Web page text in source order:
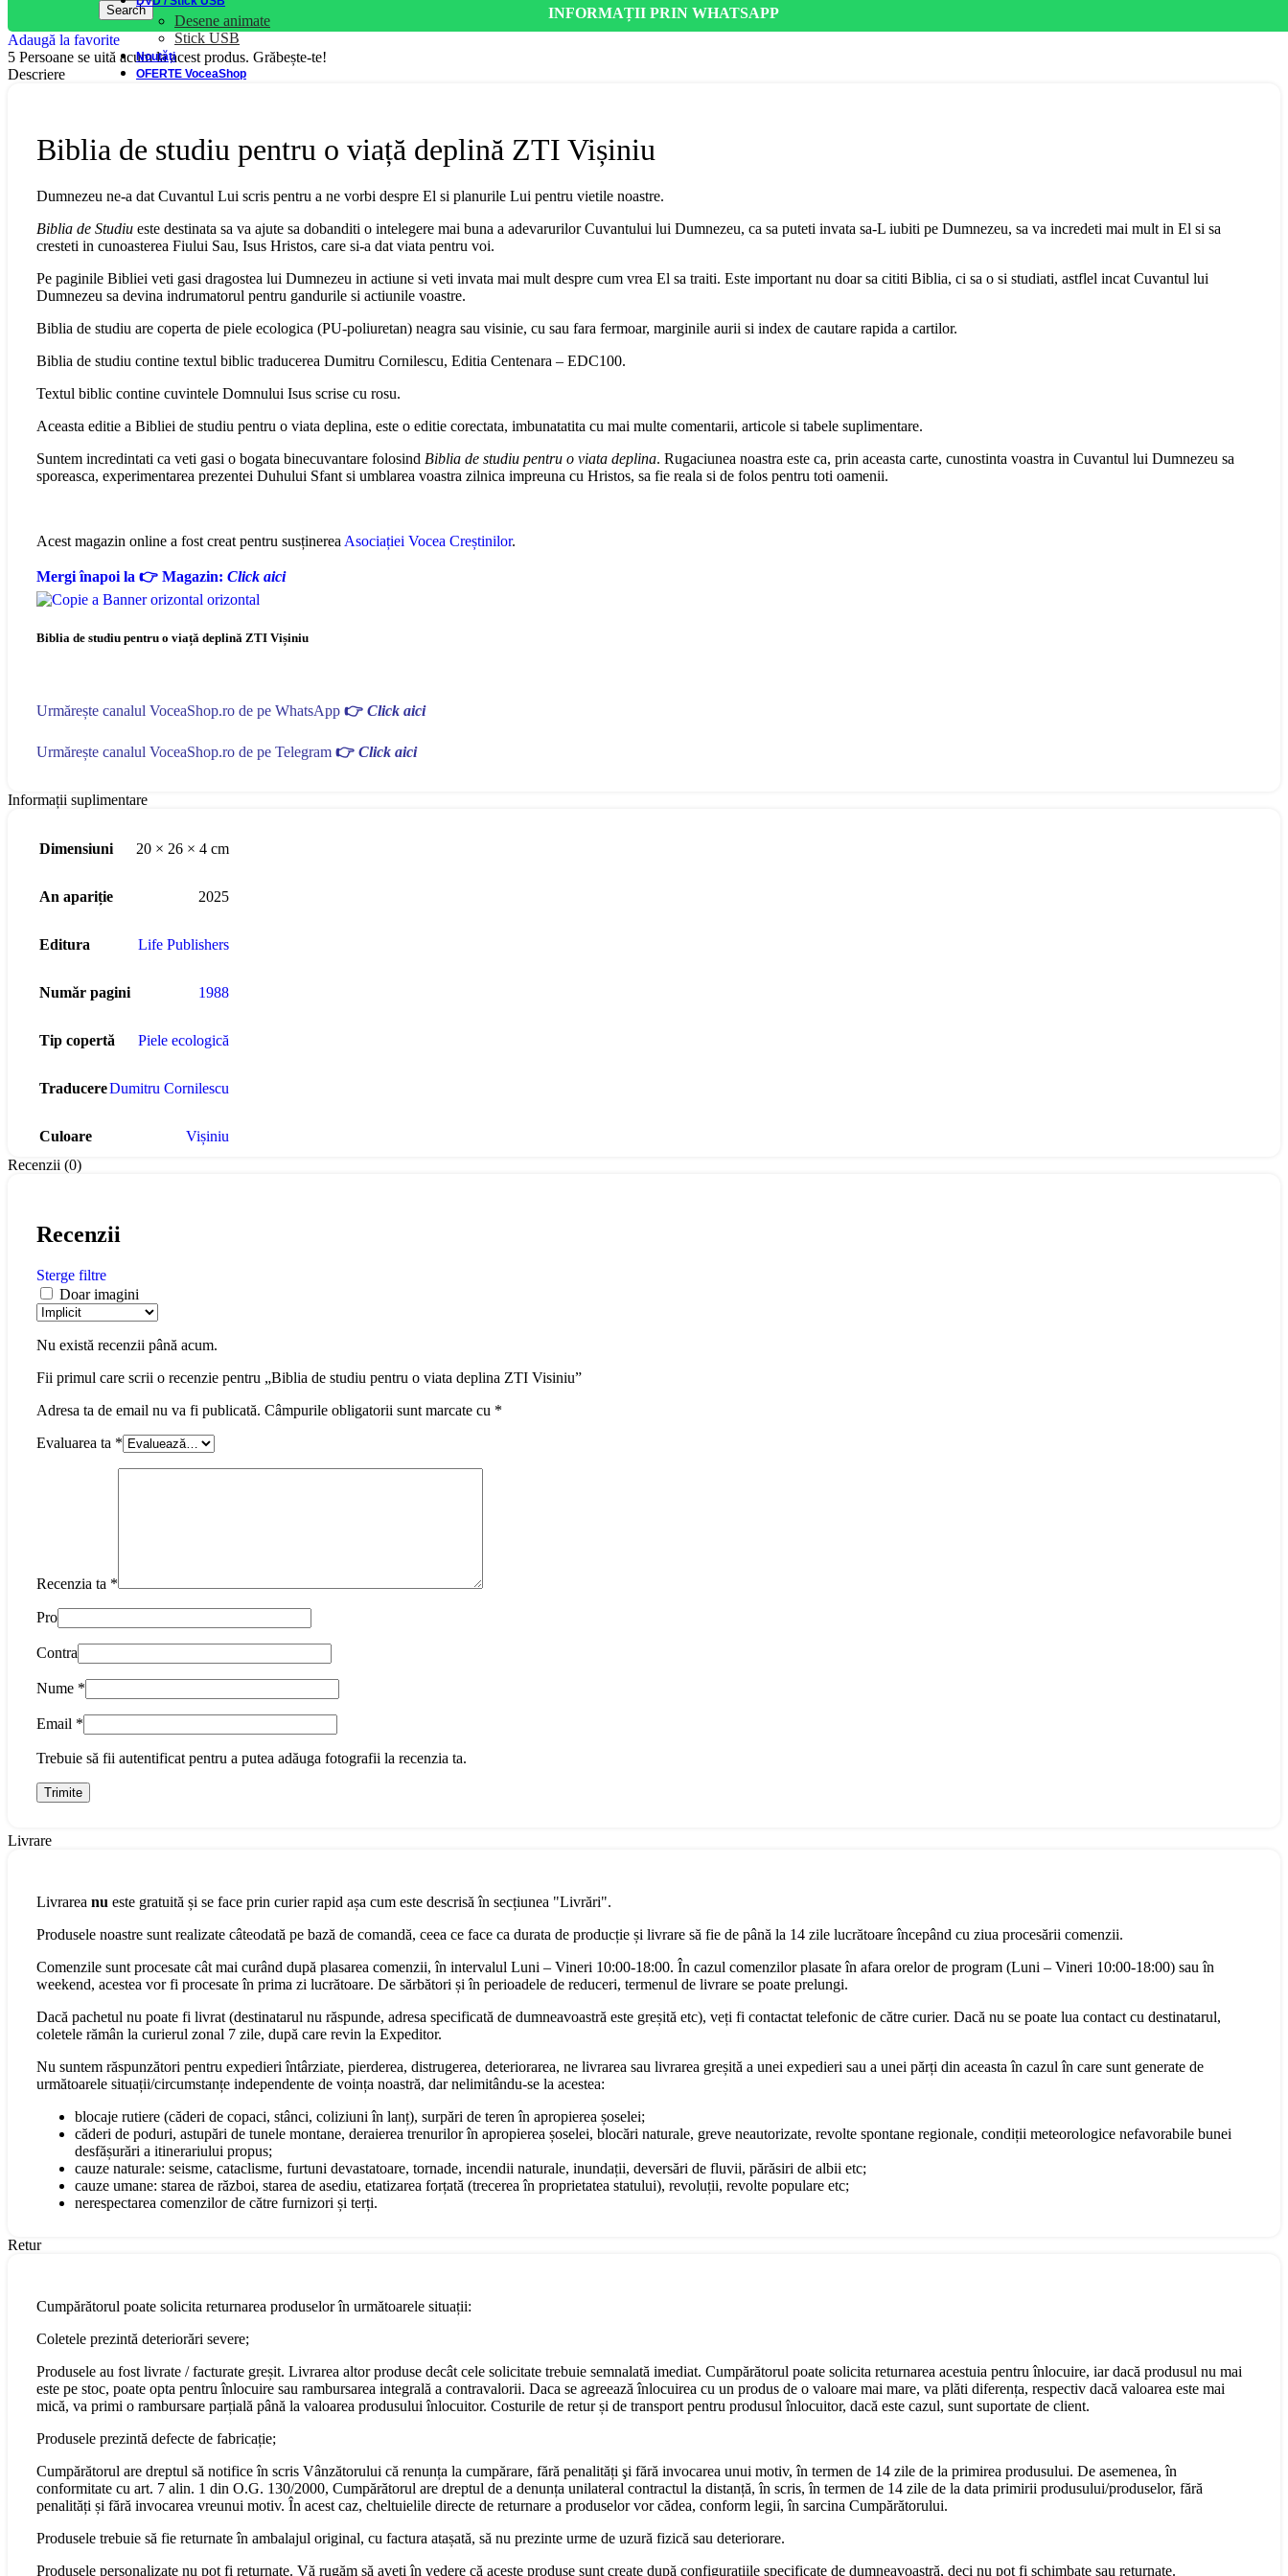
Search
Desene animate
Stick USB
Noutăți
OFERTE VoceaShop
INFORMAȚII PRIN WHATSAPP
Adaugă la favorite
5 Persoane se uită acum la acest produs. Grăbește-te!
Descriere
Biblia de studiu pentru o viață deplină ZTI Vișiniu
Dumnezeu ne-a dat Cuvantul Lui scris pentru a ne vorbi despre El si planurile Lui pentru vietile noastre.
Biblia de Studiu este destinata sa va ajute sa dobanditi o intelegere mai buna a adevarurilor Cuvantului lui Dumnezeu, ca sa puteti invata sa-L iubiti pe Dumnezeu, sa va incredeti mai mult in El si sa
cresteti in cunoasterea Fiului Sau, Isus Hristos, care si-a dat viata pentru voi.
Pe paginile Bibliei veti gasi dragostea lui Dumnezeu in actiune si veti invata mai mult despre cum vrea El sa traiti. Este important nu doar sa cititi Biblia, ci sa o si studiati, astflel incat Cuvantul lui
Dumnezeu sa devina indrumatorul pentru gandurile si actiunile voastre.
Biblia de studiu are coperta de piele ecologica (PU-poliuretan) neagra sau visinie, cu sau fara fermoar, marginile aurii si index de cautare rapida a cartilor.
Biblia de studiu contine textul biblic traducerea Dumitru Cornilescu, Editia Centenara – EDC100.
Textul biblic contine cuvintele Domnului Isus scrise cu rosu.
Aceasta editie a Bibliei de studiu pentru o viata deplina, este o editie corectata, imbunatatita cu mai multe comentarii, articole si tabele suplimentare.
Suntem incredintati ca veti gasi o bogata binecuvantare folosind Biblia de studiu pentru o viata deplina. Rugaciunea noastra este ca, prin aceasta carte, cunostinta voastra in Cuvantul lui Dumnezeu sa
sporeasca, experimentarea prezentei Duhului Sfant si umblarea voastra zilnica impreuna cu Hristos, sa fie reala si de folos pentru toti oamenii.
Acest magazin online a fost creat pentru susținereaAsociației Vocea Creștinilor.
Mergi înapoi la 👉 Magazin: Click aici
Biblia de studiu pentru o viață deplină ZTI Vișiniu
Urmărește canalul VoceaShop.ro de pe WhatsApp 👉 Click aici
Urmărește canalul VoceaShop.ro de pe Telegram 👉 Click aici
Informații suplimentare
Dimensiuni 20 × 26 × 4 cm
An apariție 2025
Editura Life Publishers
Număr pagini 1988
Tip copertă Piele ecologică
TraducereDumitru Cornilescu
Culoare
Vișiniu
Recenzii (0)
Recenzii
Sterge filtre
Doar imagini
Nu există recenzii până acum.
Fii primul care scrii o recenzie pentru „Biblia de studiu pentru o viata deplina ZTI Visiniu”
Adresa ta de email nu va fi publicată. Câmpurile obligatorii sunt marcate cu *
Evaluarea ta *
Recenzia ta *
Pro
Contra
Nume *
Email *
Trebuie să fii autentificat pentru a putea adăuga fotografii la recenzia ta.
Livrare
Livrarea nu este gratuită și se face prin curier rapid așa cum este descrisă în secțiunea "Livrări".
Produsele noastre sunt realizate câteodată pe bază de comandă, ceea ce face ca durata de producție și livrare să fie de până la 14 zile lucrătoare începând cu ziua procesării comenzii.
Comenzile sunt procesate cât mai curând după plasarea comenzii, în intervalul Luni – Vineri 10:00-18:00. În cazul comenzilor plasate în afara orelor de program (Luni – Vineri 10:00-18:00) sau în
weekend, acestea vor fi procesate în prima zi lucrătoare. De sărbători și în perioadele de reduceri, termenul de livrare se poate prelungi.
Dacă pachetul nu poate fi livrat (destinatarul nu răspunde, adresa specificată de dumneavoastră este greșită etc), veți fi contactat telefonic de către curier. Dacă nu se poate lua contact cu destinatarul,
coletele rămân la curierul zonal 7 zile, după care revin la Expeditor.
Nu suntem răspunzători pentru expedieri întârziate, pierderea, distrugerea, deteriorarea, ne livrarea sau livrarea greșită a unei expedieri sau a unei părți din aceasta în cazul în care sunt generate de
următoarele situații/circumstanțe independente de voința noastră, dar nelimitându-se la acestea:
blocaje rutiere (căderi de copaci, stânci, coliziuni în lanț), surpări de teren în apropierea șoselei;
căderi de poduri, astupări de tunele montane, deraierea trenurilor în apropierea șoselei, blocări naturale, greve neautorizate, revolte spontane regionale, condiții meteorologice nefavorabile bunei
desfășurări a itinerariului propus;
cauze naturale: seisme, cataclisme, furtuni devastatoare, tornade, incendii naturale, inundații, deversări de fluvii, părăsiri de albii etc;
cauze umane: starea de război, starea de asediu, etatizarea forțată (trecerea în proprietatea statului), revoluții, revolte populare etc;
nerespectarea comenzilor de către furnizori și terți.
Retur
Cumpărătorul poate solicita returnarea produselor în următoarele situații:
Coletele prezintă deteriorări severe;
Produsele au fost livrate / facturate greșit. Livrarea altor produse decât cele solicitate trebuie semnalată imediat. Cumpărătorul poate solicita returnarea acestuia pentru înlocuire, iar dacă produsul nu mai
este pe stoc, poate opta pentru înlocuire sau rambursarea integrală a contravalorii. Daca se agreează înlocuirea cu un produs de o valoare mai mare, va plăti diferența, respectiv dacă valoarea este mai
mică, va primi o rambursare parțială până la valoarea produsului înlocuitor. Costurile de retur și de transport pentru produsul înlocuitor, dacă este cazul, sunt suportate de client.
Produsele prezintă defecte de fabricație;
Cumpărătorul are dreptul să notifice în scris Vânzătorului că renunța la cumpărare, fără penalități şi fără invocarea unui motiv, în termen de 14 zile de la primirea produsului. De asemenea, în
conformitate cu art. 7 alin. 1 din O.G. 130/2000, Cumpărătorul are dreptul de a denunța unilateral contractul la distanță, în scris, în termen de 14 zile de la data primirii produsului/produselor, fără
penalități și fără invocarea vreunui motiv. În acest caz, cheltuielile directe de returnare a produselor vor cădea, conform legii, în sarcina Cumpărătorului.
Produsele trebuie să fie returnate în ambalajul original, cu factura atașată, să nu prezinte urme de uzură fizică sau deteriorare.
Produsele personalizate nu pot fi returnate. Vă rugăm să aveți în vedere că aceste produse sunt create după configurațiile specificate de dumneavoastră, deci nu pot fi schimbate sau returnate.